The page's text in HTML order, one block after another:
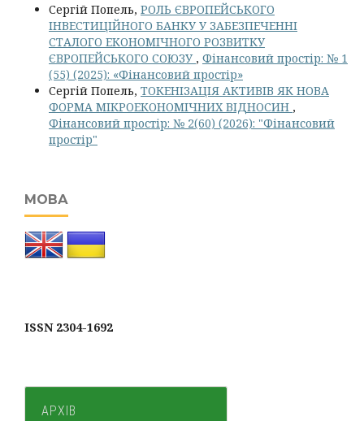
Сергій Попель, РОЛЬ ЄВРОПЕЙСЬКОГО
ІНВЕСТИЦІЙНОГО БАНКУ У ЗАБЕЗПЕЧЕННІ
СТАЛОГО ЕКОНОМІЧНОГО РОЗВИТКУ
ЄВРОПЕЙСЬКОГО СОЮЗУ , Фінансовий простір: № 1
(55) (2025): «Фінансовий простір»
Сергій Попель, ТОКЕНІЗАЦІЯ АКТИВІВ ЯК НОВА
ФОРМА МІКРОЕКОНОМІЧНИХ ВІДНОСИН ,
Фінансовий простір: № 2(60) (2026): "Фінансовий
простір"
МОВА
ISSN 2304-1692
АРХІВ